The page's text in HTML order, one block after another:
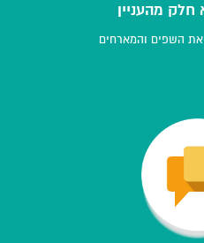
חלק מהעניין
את השפים והמארחים